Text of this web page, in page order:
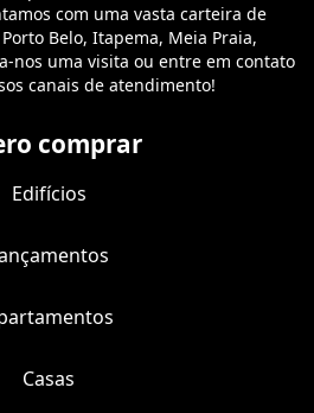
com uma vasta carteira de
Belo, Itapema, Meia Praia,
nos uma visita ou entre em contato
canais de atendimento!
comprar
Edifícios
Casas